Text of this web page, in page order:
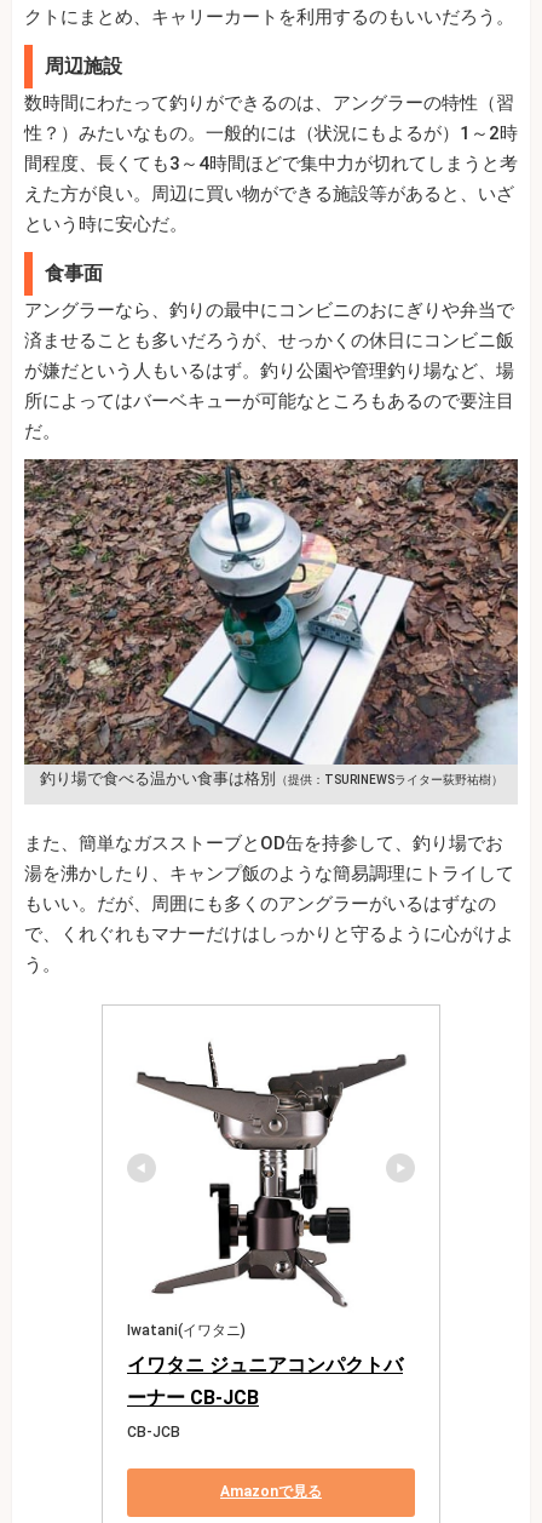
クトにまとめ、キャリーカートを利用するのもいいだろう。
周辺施設
数時間にわたって釣りができるのは、アングラーの特性（習
性？）みたいなもの。一般的には（状況にもよるが）1～2時
間程度、長くても3～4時間ほどで集中力が切れてしまうと考
えた方が良い。周辺に買い物ができる施設等があると、いざ
という時に安心だ。
食事面
アングラーなら、釣りの最中にコンビニのおにぎりや弁当で
済ませることも多いだろうが、せっかくの休日にコンビニ飯
が嫌だという人もいるはず。釣り公園や管理釣り場など、場
所によってはバーベキューが可能なところもあるので要注目
だ。
釣り場で食べる温かい食事は格別 （提供：TSURINEWSライター荻野祐樹）
また、簡単なガスストーブとOD缶を持参して、釣り場でお
湯を沸かしたり、キャンプ飯のような簡易調理にトライして
もいい。だが、周囲にも多くのアングラーがいるはずなの
で、くれぐれもマナーだけはしっかりと守るように心がけよ
う。
Iwatani(イワタニ)
イワタニ ジュニアコンパクトバ
ーナー CB-JCB
CB-JCB
Amazonで見る